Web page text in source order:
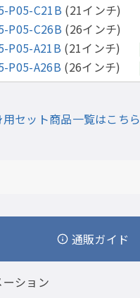
P05-C21B (21インチ)
P05-C26B (26インチ)
P05-A21B (21インチ)
P05-A26B (26インチ)
セット商品一覧はこちら
通販ガイド
ション